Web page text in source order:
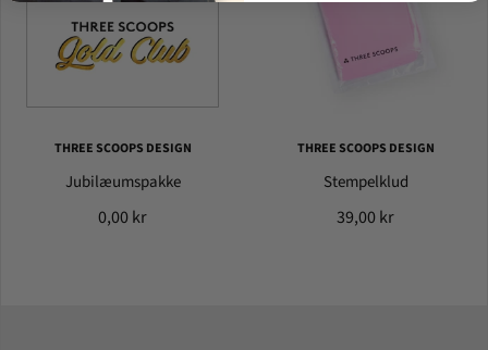
THREE SCOOPS DESIGN
Jubilæumspakke
0,00 kr
THREE SCOOPS DESIGN
Stempelklud
39,00 kr